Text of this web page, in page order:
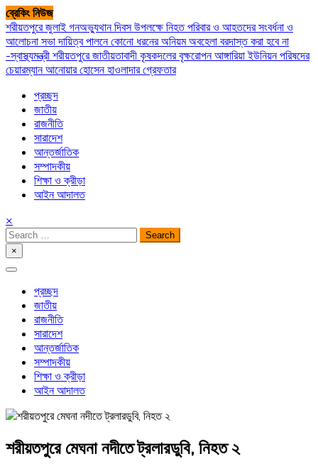
Skip
to
content
ব্রেকিং নিউজ
শরীয়তপুরে জুলাই গনঅভ্যুথান দিবস উপলক্ষে নিহত পরিবার ও আহতদের সংবর্ধনা ও
আলোচনা সভাদায়িত্ব পালনে কোনো ধরনের অনিয়ম অবহেলা বরদাস্ত করা হবে না
-স্বাস্থ্যমন্ত্রী শরীয়তপুরে জাতীয়তাবাদী কৃষকদলের বৃক্ষরোপনআঙ্গারিয়া ইউনিয়ন পরিষদের
চেয়ারম্যান আনোয়ার হোসেন হাওলাদার গ্রেফতার
প্রচ্ছদ
জাতীয়
রাজনীতি
সারাদেশ
আন্তর্জাতিক
সম্পাদকীয়
শিক্ষা ও ক্রীড়া
আইন আদালত
×
Search
for:
×
প্রচ্ছদ
জাতীয়
রাজনীতি
সারাদেশ
আন্তর্জাতিক
সম্পাদকীয়
শিক্ষা ও ক্রীড়া
আইন আদালত
শরীয়তপুরে মেঘনা নদীতে ট্রলারডুবি, নিহত ২